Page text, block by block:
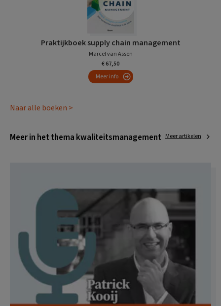
Praktijkboek supply chain management
Marcel van Assen
€ 67,50
Meer info
Naar alle boeken >
Meer in het thema kwaliteitsmanagement Meer artikelen